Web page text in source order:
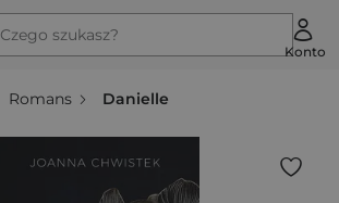
Czego szukasz?
Konto
Romans Danielle